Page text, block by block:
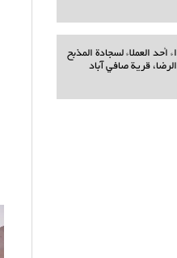
أحد العملاء لسجادة المذبح
قرية صافي آباد